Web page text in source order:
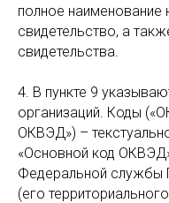
полное
свидетельство, а
свидетельства.
4. В пункте 9
организаций. Коды
ОКВЭД») –
«Основной код
Федеральной службы
(его